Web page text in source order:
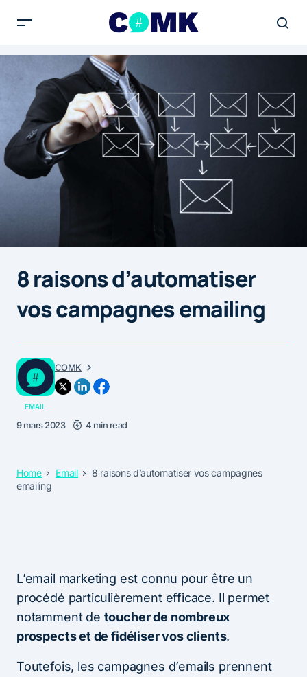
8 raisons d’automatiser
vos campagnes emailing
COMK
EMAIL
9 mars 2023 4 min read
Home Email
8 raisons d’automatiser vos campagnes
emailing
L’email marketing est connu pour être un
procédé particulièrement efficace. Il permet
notamment de toucher de nombreux
prospects et de fidéliser vos clients.
Toutefois, les campagnes d’emails prennent